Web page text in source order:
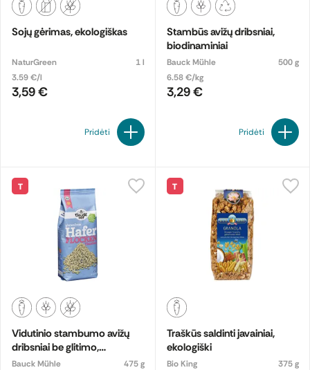
Sojų gėrimas, ekologiškas
NaturGreen
1 l
3.59 €/l
3,59 €
Pridėti
Stambūs avižų dribsniai,
biodinaminiai
Bauck Mühle
500 g
6.58 €/kg
3,29 €
Pridėti
T
Vidutinio stambumo avižų
dribsniai be glitimo,
ekologiški
Bauck Mühle
475 g
T
Traškūs saldinti javainiai,
ekologiški
Bio King
375 g